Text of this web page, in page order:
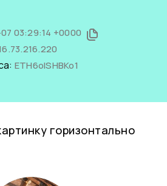
03:29:14 +0000
ETH6olSHBKo1
горизонтально